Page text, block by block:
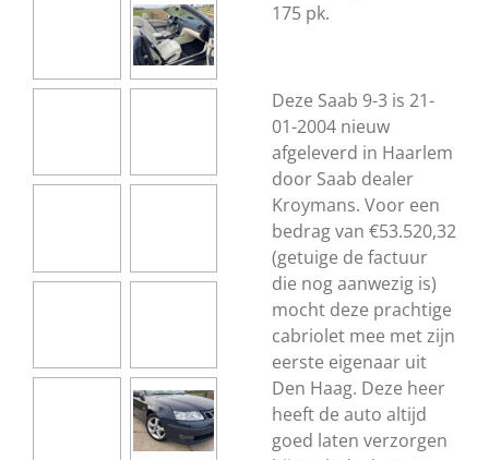
175 pk.
Deze Saab 9-3 is 21-
01-2004 nieuw
afgeleverd in Haarlem
door Saab dealer
Kroymans. Voor een
bedrag van €53.520,32
(getuige de factuur
die nog aanwezig is)
mocht deze prachtige
cabriolet mee met zijn
eerste eigenaar uit
Den Haag. Deze heer
heeft de auto altijd
goed laten verzorgen